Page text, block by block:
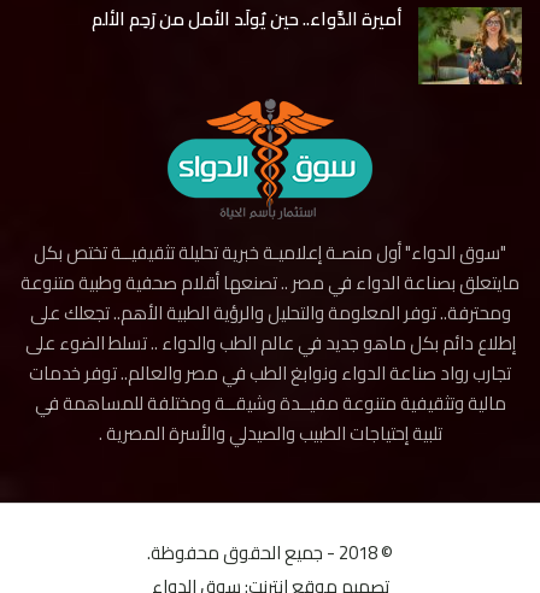
أميرة الدَّواء.. حين يُولَد الأمل من رَحِم الألم
"سوق الدواء" أول منصـة إعلاميـة خبرية تحليلة تثقيفيــة تختص بكل
مايتعلق بصناعة الدواء في مصر .. تصنعها أقلام صحفية وطبية متنوعة
ومحترفة.. توفر المعلومة والتحليل والرؤية الطبية الأهم.. تجعلك على
إطلاع دائم بكل ماهو جديد في عالم الطب والدواء .. تسلط الضوء على
تجارب رواد صناعة الدواء ونوابغ الطب في مصر والعالم.. توفر خدمات
مالية وتثقيفية متنوعة مفيــدة وشيقــة ومختلفة للمساهمة في
تلبية إحتياجات الطبيب والصيدلي والأسرة المصرية .
© 2018 - جميع الحقوق محفوظة.